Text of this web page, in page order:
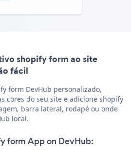
shopify form ao site
fácil
form DevHub personalizado,
cores do seu site e adicione shopify
barra lateral, rodapé ou onde
local.
form App on DevHub: